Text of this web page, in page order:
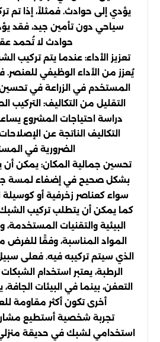
يؤدي إلى حوادث. فمثلاً، إذا
سياحي دون تأمين جيد، فقد
حوادث لا تُحمد
تعزيز الأداء: عندما يتم تركيب
يُعزز من الأداء الوظيفي
المستخدم في الزراعة في
التقليل من التكاليف: التركيب
دراسة احتياجات المشروع
التكاليف الناتجة عن
الضرورية في
تحسين جمالية المكان: يمكن
بشكل صحيح في إضفاء لمسة
سواء كعناصر زخرفية أو
كما يمكن أن يتطلب تركيب الشبك
البيئية والتقنيات
المواد المناسبة، وفقًا
الذي سيتم تركيبه فيه. فعلى
الرطبة، يعتبر استخدام
التعفن، بينما في البيئات
أخرى تكون أكثر مقاومة
تجربة شخصية أستطيع
استخدامي لشبك في حديقة